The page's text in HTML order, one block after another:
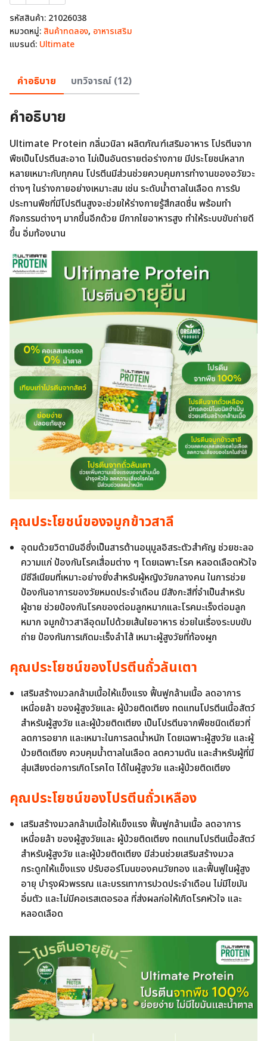
Ultimate
Protein
Vanilla
ผลิตภัณฑ์
เสริม
กลิ่น
วานิลา
200
จำนวน
1
กระปุก
ชิ้น
รหัสสินค้า: 21026038
หมวดหมู่: สินค้าทดลอง, อาหารเสริม
แบรนด์: Ultimate
คำอธิบาย บทวิจารณ์ (12)
คำอธิบาย
Ultimate Protein กลิ่นวนิลา ผลิตภัณฑ์เสริมอาหาร โปรตีนจาก
พืชเป็นโปรตีนสะอาด ไม่เป็นอันตรายต่อร่างกาย มีประโยชน์หลาก
หลายเหมาะกับทุกคน โปรตีนมีส่วนช่วยควบคุมการทำงานของอวัยวะ
ต่างๆ ในร่างกายอย่างเหมาะสม เช่น ระดับน้ำตาลในเลือด การรับ
ประทานพืชที่มีโปรตีนสูงจะช่วยให้ร่างกายรู้สึกสดชื่น พร้อมทำ
กิจกรรมต่างๆ มากขึ้นอีกด้วย มีกากใยอาหารสูง ทำให้ระบบขับถ่ายดี
ขึ้น อิ่มท้องนาน
คุณประโยชน์ของจมูกข้าวสาลี
อุดมด้วยวิตามินอีซึ่งเป็นสารต้านอนุมูลอิสระตัวสำคัญ ช่วยชะลอ
ความแก่ ป้องกันโรคเสื่อมต่าง ๆ โดยเฉพาะโรค หลอดเลือดหัวใจ
มีซีลีเนียมที่เหมาะอย่างยิ่งสำหรับผู้หญิงวัยกลางคน ในการช่วย
ป้องกันอาการของวัยหมดประจำเดือน มีสังกะสีที่จำเป็นสำหรับ
ผู้ชาย ช่วยป้องกันโรคของต่อมลูกหมากและโรคมะเร็งต่อมลูก
หมาก จมูกข้าวสาลีอุดมไปด้วยเส้นใยอาหาร ช่วยในเรื่องระบบขับ
ถ่าย ป้องกันการเกิดมะเร็งลำไส้ เหมาะผู้สูงวัยที่ท้องผูก
คุณประโยชน์ของโปรตีนถั่วลันเตา
เสริมสร้างมวลกล้ามเนื้อให้แข็งแรง ฟื้นฟูกล้ามเนื้อ ลดอาการ
เหนื่อยล้า ของผู้สูงวัยและ ผู้ป่วยติดเตียง ทดแทนโปรตีนเนื้อสัตว์
สำหรับผู้สูงวัย และผู้ป่วยติดเตียง เป็นโปรตีนจากพืชชนิดเดียวที่
ลดการอยาก และเหมาะในการลดน้ำหนัก โดยเฉพาะผู้สูงวัย และผู้
ป่วยติดเตียง ควบคุมน้ำตาลในเลือด ลดความดัน และสำหรับผู้ที่มี
สุ่มเสียงต่อการเกิดโรคไต ได้ในผู้สูงวัย และผู้ป่วยติดเตียง
คุณประโยชน์ของโปรตีนถั่วเหลือง
เสริมสร้างมวลกล้ามเนื้อให้แข็งแรง ฟื้นฟูกล้ามเนื้อ ลดอาการ
เหนื่อยล้า ของผู้สูงวัยและ ผู้ป่วยติดเตียง ทดแทนโปรตีนเนื้อสัตว์
สำหรับผู้สูงวัย และผู้ป่วยติดเตียง มีส่วนช่วยเสริมสร้างมวล
กระดูกให้แข็งแรง ปรับฮอร์โมนของคนวัยทอง และฟื้นฟูในผู้สูง
อายุ บำรุงผิวพรรณ และบรรเทาการปวดประจำเดือน ไม่มีไขมัน
อิ่มตัว และไม่มีคอเรสเตอรอล ที่ส่งผลก่อให้เกิดโรคหัวใจ และ
หลอดเลือด